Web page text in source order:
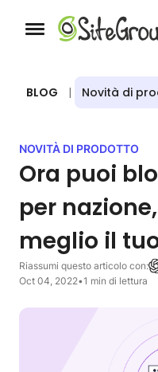
Bottone navigazione da mobile
BLOG | Novità di
NOVITÀ DI PRODOTTO
Ora puoi
per
meglio il
Riassumi questo articolo con:
Oct 04, 2022•1 min di lettura